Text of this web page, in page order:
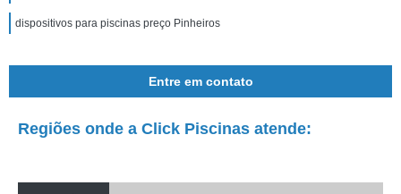
dispositivos para piscinas preço Pinheiros
Entre em contato
Regiões onde a Click Piscinas atende: